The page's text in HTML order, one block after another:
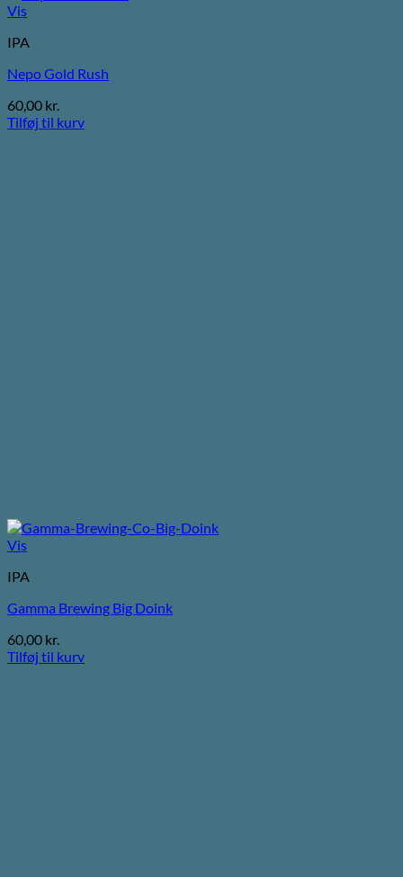
Vis
IPA
Nepo Gold Rush
60,00 kr.
Tilføj til kurv
Vis
IPA
Gamma Brewing Big Doink
60,00 kr.
Tilføj til kurv